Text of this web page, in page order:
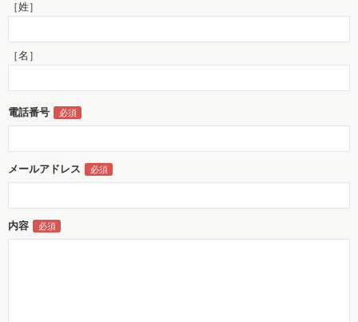
［姓］
［名］
電話番号
メールアドレス
内容